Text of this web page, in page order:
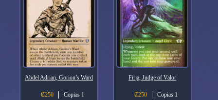
Abdel Adrian, Gorion’s Ward
₡250 Copias 1
Firja, Judge of Valor
₡250 Copias 1